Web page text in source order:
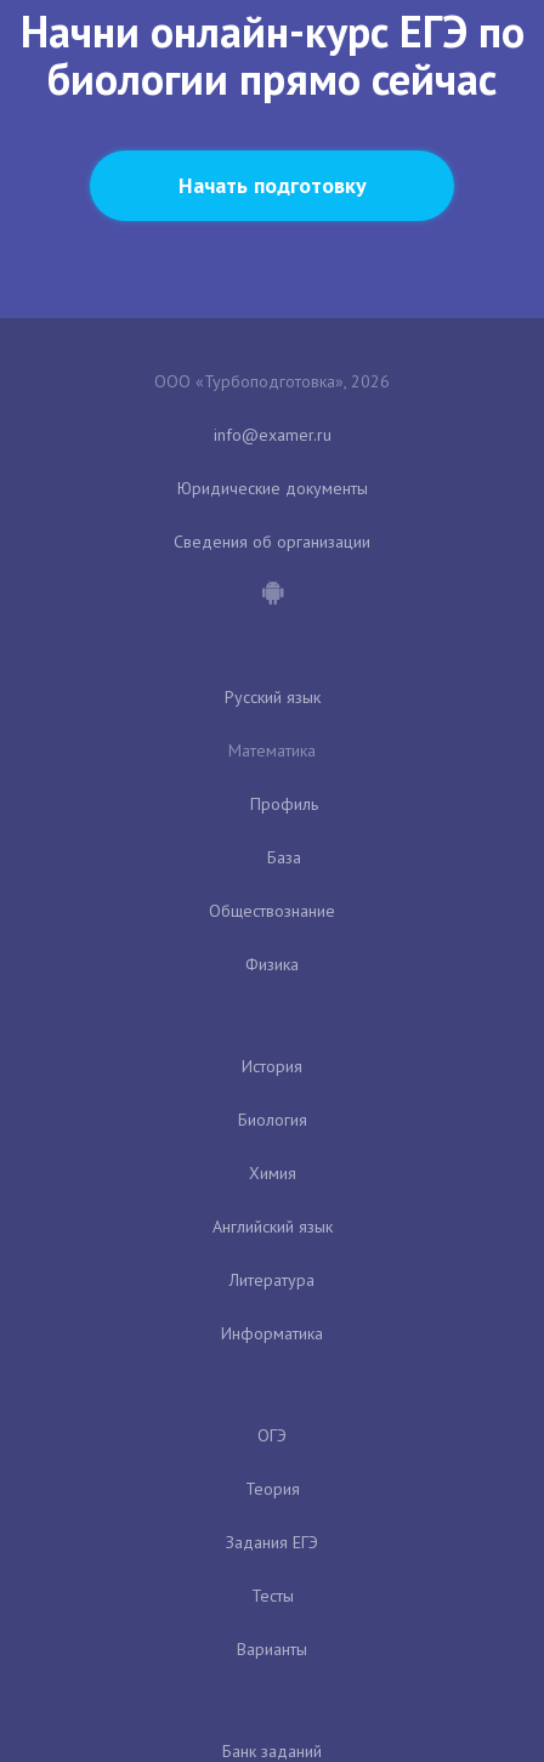
Начни онлайн-курс ЕГЭ по
биологии прямо сейчас
Начать подготовку
ООО «Турбоподготовка», 2026
Юридические документы
Сведения об организации
Русский язык
Математика
Профиль
База
Обществознание
Физика
История
Биология
Химия
Английский язык
Литература
Информатика
ОГЭ
Теория
Задания ЕГЭ
Тесты
Варианты
Банк заданий